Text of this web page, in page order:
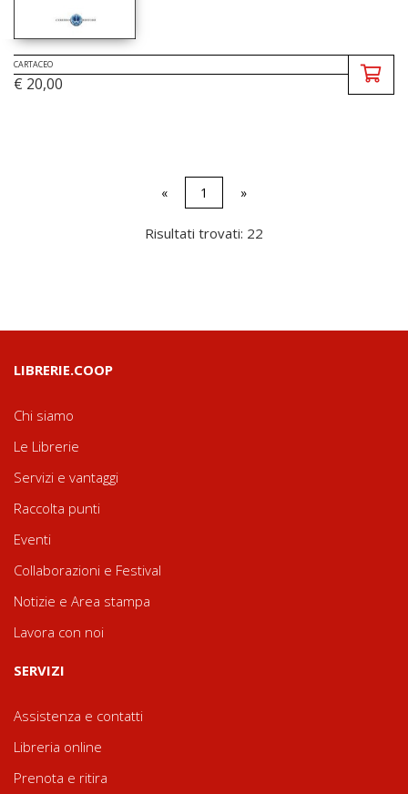
CARTACEO
€ 20,00
« 1 »
Risultati trovati: 22
LIBRERIE.COOP
Chi siamo
Le Librerie
Servizi e vantaggi
Raccolta punti
Eventi
Collaborazioni e Festival
Notizie e Area stampa
Lavora con noi
SERVIZI
Assistenza e contatti
Libreria online
Prenota e ritira